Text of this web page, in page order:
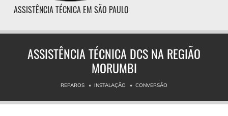
ASSISTÊNCIA TÉCNICA EM SÃO PAULO
ASSISTÊNCIA TÉCNICA DCS NA REGIÃO
MORUMBI
REPAROS INSTALAÇÃO CONVERSÃO